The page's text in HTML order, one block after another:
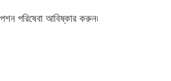
পরিষেবা আবিষ্কার করুন৷